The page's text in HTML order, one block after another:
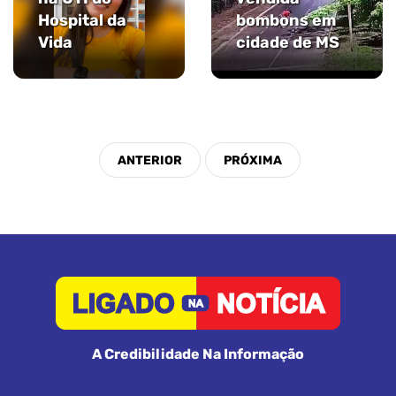
Hospital da
Vida
bombons em
cidade de MS
A Credibilidade Na Informação